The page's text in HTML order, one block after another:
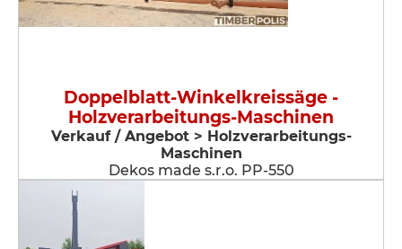
Doppelblatt-Winkelkreissäge -
Holzverarbeitungs-Maschinen
Verkauf / Angebot > Holzverarbeitungs-
Maschinen
Dekos made s.r.o. PP-550